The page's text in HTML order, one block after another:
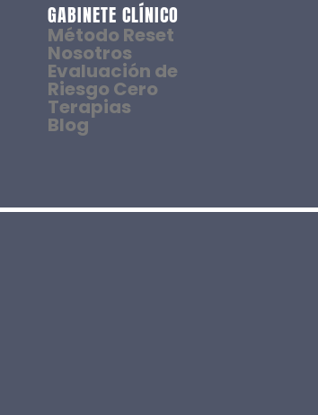
GABINETE CLÍNICO
Método Reset
Nosotros
Evaluación de
Riesgo Cero
Terapias
Blog